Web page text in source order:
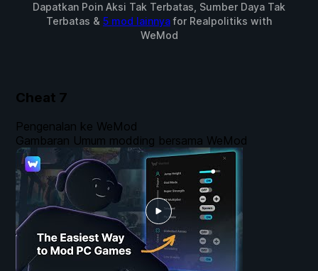
Dapatkan Poin Aksi Tak Terbatas, Sumber Daya Tak
Terbatas & 5 mod lainnyafor Realpolitiks with
WeMod
Cheat 7
Pengenalan ke WeMod
Gambaran Umum modding bersama WeMod